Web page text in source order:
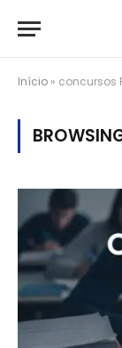
Início » concursos